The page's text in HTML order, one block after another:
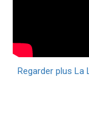
Regarder plus